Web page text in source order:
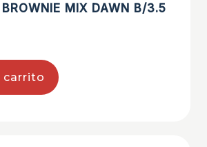
MIX DAWN B/3.5
carrito